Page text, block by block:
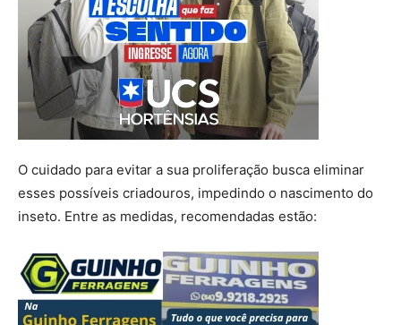
O cuidado para evitar a sua proliferação busca eliminar
esses possíveis criadouros, impedindo o nascimento do
inseto. Entre as medidas, recomendadas estão: